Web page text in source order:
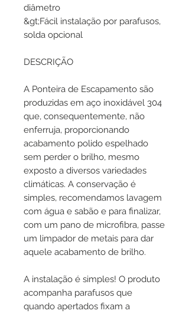
diâmetro
&gt;Fácil instalação por parafusos,
solda opcional
DESCRIÇÃO
A Ponteira de Escapamento são
produzidas em aço inoxidável 304
que, consequentemente, não
enferruja, proporcionando
acabamento polido espelhado
sem perder o brilho, mesmo
exposto a diversos variedades
climáticas. A conservação é
simples, recomendamos lavagem
com água e sabão e para finalizar,
com um pano de microfibra, passe
um limpador de metais para dar
aquele acabamento de brilho.
A instalação é simples! O produto
acompanha parafusos que
quando apertados fixam a